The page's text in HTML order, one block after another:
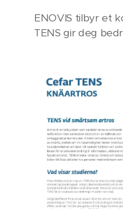
ENOVIS tilbyr et
TENS gir deg